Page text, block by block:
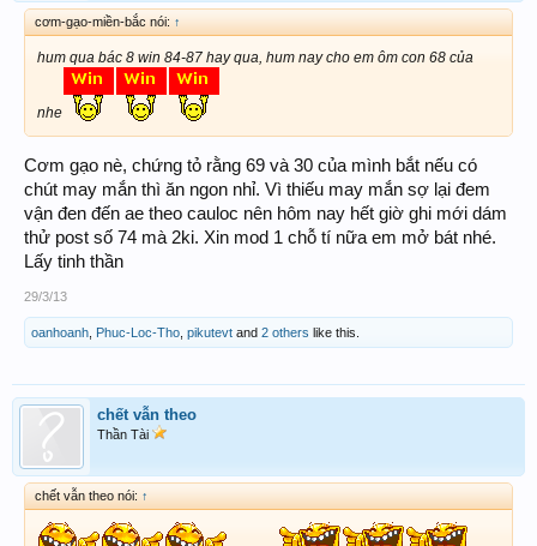
cơm-gạo-miền-bắc nói: ↑
hum qua bác 8 win 84-87 hay qua, hum nay cho em ôm con 68 của
nhe
Cơm gạo nè, chứng tỏ rằng 69 và 30 của mình bắt nếu có
chút may mắn thì ăn ngon nhỉ. Vì thiếu may mắn sợ lại đem
vận đen đến ae theo cauloc nên hôm nay hết giờ ghi mới dám
thử post số 74 mà 2ki. Xin mod 1 chỗ tí nữa em mở bát nhé.
Lấy tinh thần
29/3/13
oanhoanh Phuc-Loc-Tho pikutevt and 2 others like this.
chết vẫn theo
Thần Tài
chết vẫn theo nói: ↑